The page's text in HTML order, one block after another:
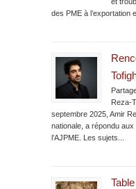
des PME à l’exportation
Reza-
septembre 2025, Amir
nationale, a répondu
l’AJPME. Les sujets...